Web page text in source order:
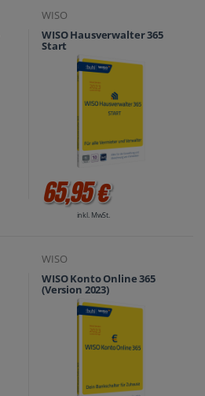
WISO
WISO Hausverwalter 365
Start
65,95 €
inkl. MwSt.
WISO
WISO Konto Online 365
(Version 2023)